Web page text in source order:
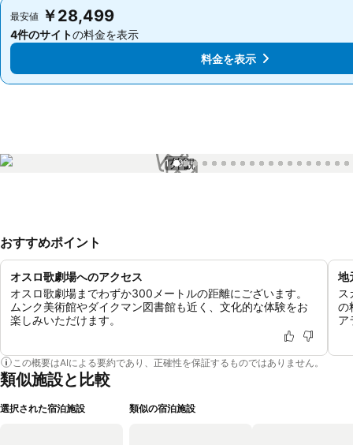
最安値 ￥28,499
4件のサイトの料金を表示
最安値 ￥28,499
4件のサイトの料金を表示
料金を表示
1 / 99
おすすめポイント
オスロ歌劇場へのアクセス
オスロ歌劇場までわずか300メートルの距離にございます。
ムンク美術館やダイクマン図書館も近く、文化的な体験をお
楽しみいただけます。
地
ス
の
ア
この概要はAIによる要約であり、正確性を保証するものではありません。
類似施設と比較
選択された宿泊施設 類似の宿泊施設